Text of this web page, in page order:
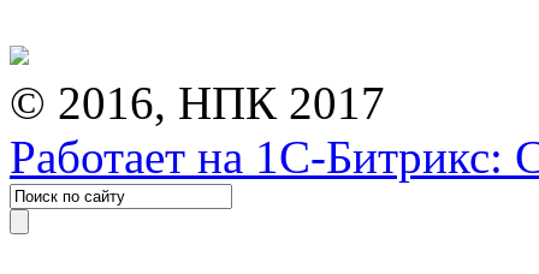
© 2016, НПК 2017
Работает на 1С-Битрикс: